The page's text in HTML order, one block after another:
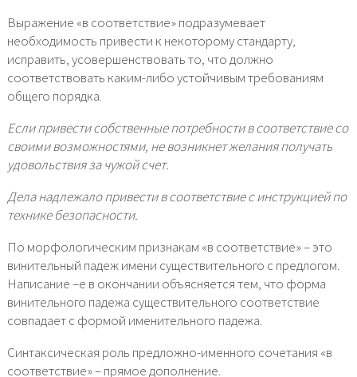
Выражение «в соответствие» подразумевает
необходимость привести к некоторому стандарту,
исправить, усовершенствовать то, что должно
соответствовать каким-либо устойчивым требованиям
общего порядка.
Если привести собственные потребности в соответствие со
своими возможностями, не возникнет желания получать
удовольствия за чужой счет.
Дела надлежало привести в соответствие с инструкцией по
технике безопасности.
По морфологическим признакам «в соответствие» – это
винительный падеж имени существительного с предлогом.
Написание –е в окончании объясняется тем, что форма
винительного падежа существительного соответствие
совпадает с формой именительного падежа.
Синтаксическая роль предложно-именного сочетания «в
соответствие» – прямое дополнение.